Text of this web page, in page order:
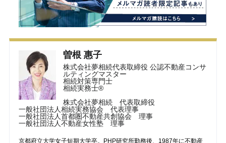
曽根 惠子
株式会社夢相続代表取締役 公認不動産コンサ
ルティングマスター
相続対策専門士
相続実務士®
株式会社夢相続 代表取締役
一般社団法人相続実務協会 代表理事
一般社団法人首都圏不動産共創協会 理事
一般社団法人不動産女性塾 理事
京都府立大学女子短期大学卒。PHP研究所勤務後、1987年に不動産